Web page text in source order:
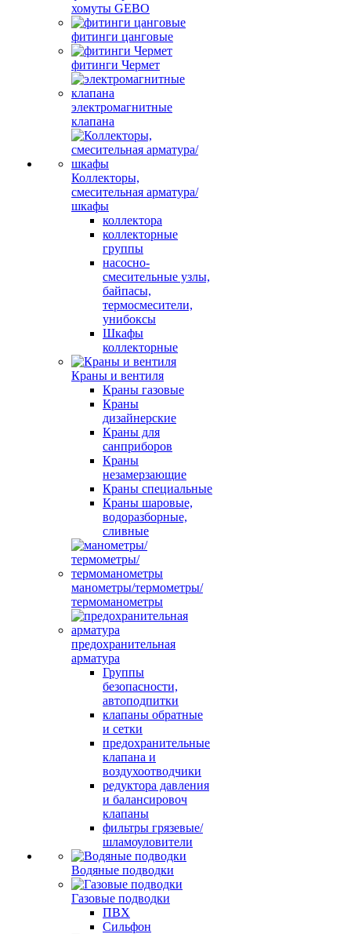
хомуты GEBO
фитинги цанговые
фитинги Чермет
электромагнитные
клапана
Коллекторы,
смесительная арматура/
шкафы
коллектора
коллекторные
группы
насосно-
смесительные узлы,
байпасы,
термосмесители,
унибоксы
Шкафы
коллекторные
Краны и вентиля
Краны газовые
Краны
дизайнерские
Краны для
санприборов
Краны
незамерзающие
Краны специальные
Краны шаровые,
водоразборные,
сливные
манометры/термометры/
термоманометры
предохранительная
арматура
Группы
безопасности,
автоподпитки
клапаны обратные
и сетки
предохранительные
клапана и
воздухоотводчики
редуктора давления
и балансировоч
клапаны
фильтры грязевые/
шламоуловители
Водяные подводки
Газовые подводки
ПВХ
Сильфон